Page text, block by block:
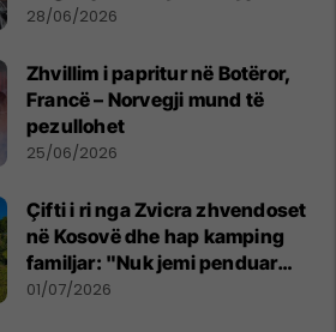
mbijetesë
28/06/2026
Zhvillim i papritur në Botëror,
Francë – Norvegji mund të
pezullohet
25/06/2026
Çifti i ri nga Zvicra zhvendoset
në Kosovë dhe hap kamping
familjar: "Nuk jemi penduar
asnjë ditë"
01/07/2026